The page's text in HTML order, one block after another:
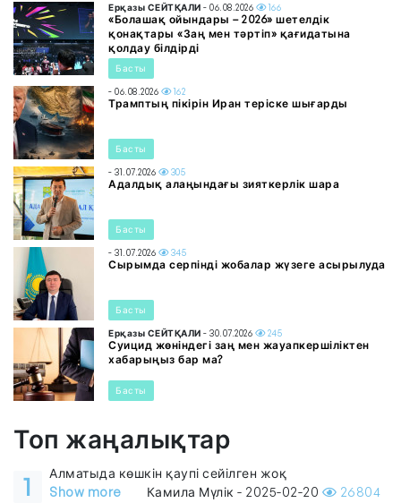
Ерқазы СЕЙТҚАЛИ - 06.08.2026 166
«Болашақ ойындары – 2026» шетелдік
қонақтары «Заң мен тәртіп» қағидатына
қолдау білдірді
Басты
- 06.08.2026 162
Трамптың пікірін Иран теріске шығарды
Басты
- 31.07.2026 305
Адалдық алаңындағы зияткерлік шара
Басты
- 31.07.2026 345
Сырымда серпінді жобалар жүзеге асырылуда
Басты
Ерқазы СЕЙТҚАЛИ - 30.07.2026 245
Суицид жөніндегі заң мен жауапкершіліктен
хабарыңыз бар ма?
Басты
Топ жаңалықтар
1
Алматыда көшкін қаупі сейілген жоқ
Show more
Камила Мүлік - 2025-02-20 26804